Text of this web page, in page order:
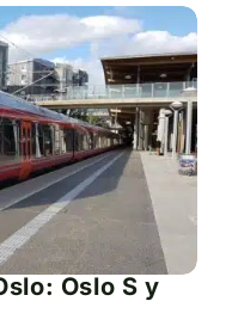
Oslo S y